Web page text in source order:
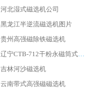
河北湿式磁选机公司
黑龙江半逆流磁选机图片
贵州高强磁除铁磁选机
辽宁CTB-712干粉永磁筒式磁选机
吉林河沙磁选机
云南带式高强磁磁选机